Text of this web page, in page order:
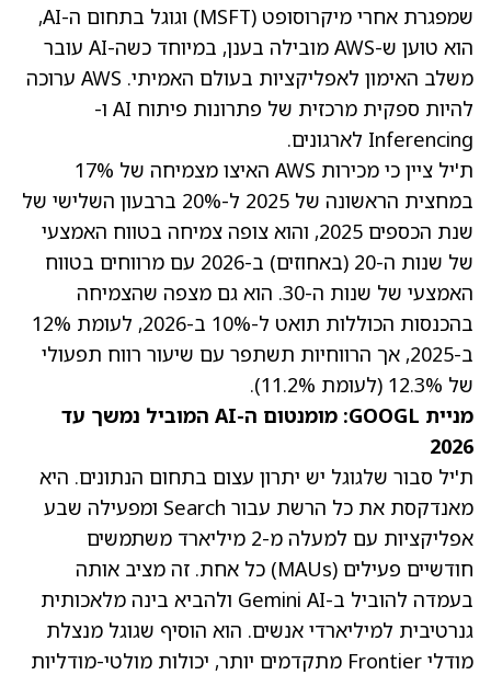
שמפגרת אחרי מיקרוסופט (MSFT)
וגוגל בתחום ה-AI,
הוא טוען ש-AWS מובילה בענן, במיוחד כשה-AI עובר
משלב האימון לאפליקציות בעולם האמיתי. AWS ערוכה
להיות ספקית מרכזית של פתרונות פיתוח AI ו-
Inferencing לארגונים.
ת'יל ציין כי מכירות
AWS האיצו מצמיחה של 17%
במחצית הראשונה של 2025 ל-20% ברבעון השלישי של
שנת הכספים 2025, והוא צופה צמיחה בטווח האמצעי
של שנות ה-20 (באחוזים) ב-2026 עם מרווחים בטווח
האמצעי של שנות ה-30. הוא גם מצפה שהצמיחה
בהכנסות הכוללות תואט ל-10% ב-2026, לעומת 12%
ב-2025, אך הרווחיות תשתפר עם שיעור רווח תפעולי
של 12.3% (לעומת 11.2%).
מניית GOOGL: מומנטום ה-AI המוביל נמשך עד
2026
ת'יל סבור שלגוגל יש יתרון עצום בתחום הנתונים. היא
מאנדקסת את כל הרשת עבור Search ומפעילה שבע
אפליקציות עם למעלה מ-2 מיליארד משתמשים
חודשיים פעילים (MAUs) כל אחת. זה מציב אותה
בעמדה להוביל ב-Gemini AI ולהביא בינה מלאכותית
גנרטיבית למיליארדי אנשים. הוא הוסיף שגוגל מנצלת
מודלי Frontier מתקדמים יותר, יכולות מולטי-מודליות